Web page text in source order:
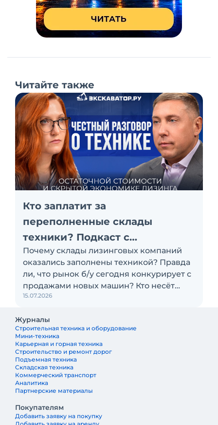
Читайте также
Кто заплатит за
переполненные склады
техники? Подкаст с
«Балтийским лизингом»
Почему склады лизинговых компаний
оказались заполнены техникой? Правда
ли, что рынок б/у сегодня конкурирует с
продажами новых машин? Кто несёт
убытки по проблемным активам:
клиент? Эти и другие вопросы
обсуждаем с Антоном Сапожковым,
первым заместителем генерального
директора компании «Балтийский
лизинг»
15.07.2026
Журналы
Строительная техника и оборудование
Мини-техника
Карьерная и горная техника
Строительство и ремонт дорог
Подъемная техника
Складская техника
Коммерческий транспорт
Аналитика
Партнерские материалы
Покупателям
Добавить заявку на покупку